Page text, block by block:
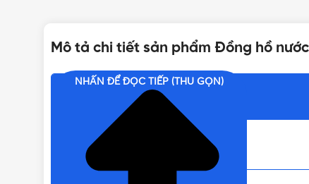
KÍCH THƯỚC
PHẠM VI ĐO LƯỜNG
KHỐI LƯỢNG
Mô tả chi tiết sản phẩm Đồng hồ
Nội dung chính
NHẤN ĐỂ ĐỌC TIẾP (THU GỌN)